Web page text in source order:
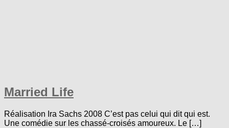
Married Life
Réalisation Ira Sachs 2008 C’est pas celui qui dit qui est.
Une comédie sur les chassé-croisés amoureux. Le […]